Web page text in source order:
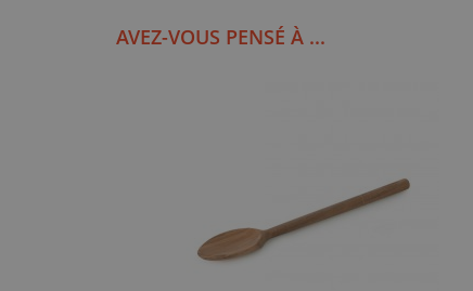
AVEZ-VOUS PENSÉ À ...